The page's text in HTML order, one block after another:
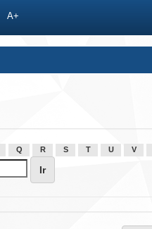
A+
Q R S T U V